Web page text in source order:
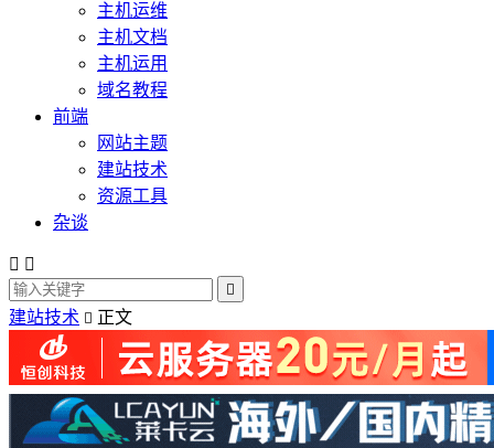
主机运维
主机文档
主机运用
域名教程
前端
网站主题
建站技术
资源工具
杂谈
 

建站技术  正文